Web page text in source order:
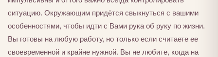
ситуацию. Окружающим придётся свыкнуться с вашими
особенностями, чтобы идти с Вами рука об руку по жизни.
Вы готовы на любую работу, но только если считаете ее
своевременной и крайне нужной. Вы не любите, когда на